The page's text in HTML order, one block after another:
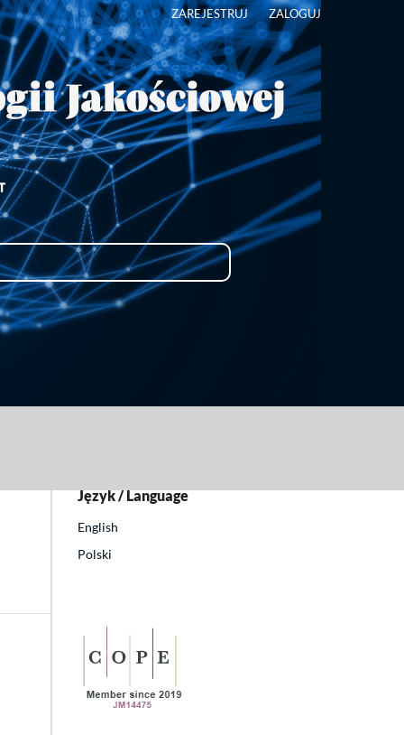
ZAREJESTRUJ ZALOGUJ
Język / Language
English
Polski